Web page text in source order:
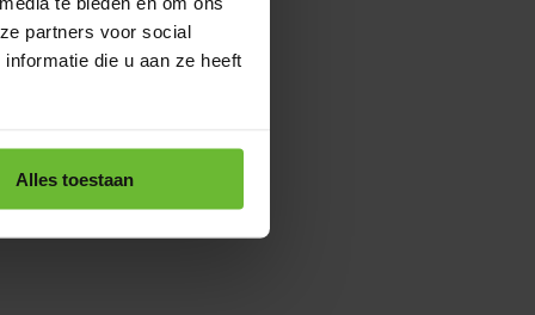
partners voor social
die u aan ze heeft
Alles toestaan